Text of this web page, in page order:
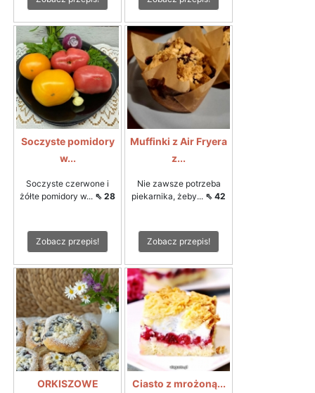
Soczyste pomidory
w...
Soczyste czerwone i
żółte pomidory w... ⇖ 28
Zobacz przepis!
Muffinki z Air Fryera
z...
Nie zawsze potrzeba
piekarnika, żeby... ⇖ 42
Zobacz przepis!
ORKISZOWE
Ciasto z mrożoną...